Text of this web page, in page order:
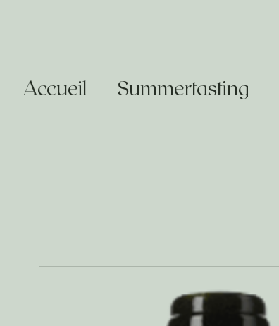
Accueil Summertasting